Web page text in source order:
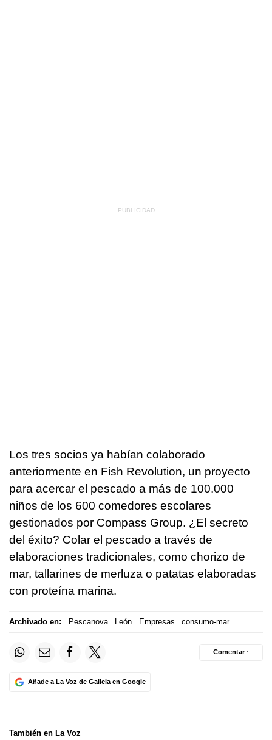
Los tres socios ya habían colaborado
anteriormente en Fish Revolution, un proyecto
para acercar el pescado a más de 100.000
niños de los 600 comedores escolares
gestionados por Compass Group. ¿El secreto
del éxito? Colar el pescado a través de
elaboraciones tradicionales, como chorizo de
mar, tallarines de merluza o patatas elaboradas
con proteína marina.
Archivado en: Pescanova León Empresas consumo-mar
Añade a La Voz de Galicia en Google
Comentar ·
También en La Voz